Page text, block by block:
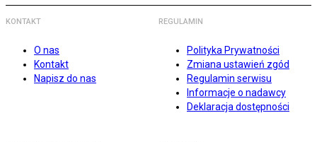
KONTAKT
O nas
Kontakt
Napisz do nas
REGULAMIN
Polityka Prywatności
Zmiana ustawień zgód
Regulamin serwisu
Informacje o nadawcy
Deklaracja dostępności